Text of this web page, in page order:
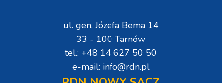
ul. gen. Józefa Bema 14
33 - 100 Tarnów
tel.: +48 14 627 50 50
e-mail: info@rdn.pl